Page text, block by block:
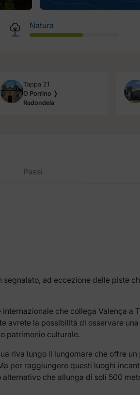
Natura
Tappa 21
O Porrino ❭
Redondela
Paesi
ad eccezione delle piste
che collega Valença a
avrete la possibilità di osservare
patrimonio culturale.
riva lungo il lungomare che offre
per raggiungere questi luoghi
che allunga di soli 500